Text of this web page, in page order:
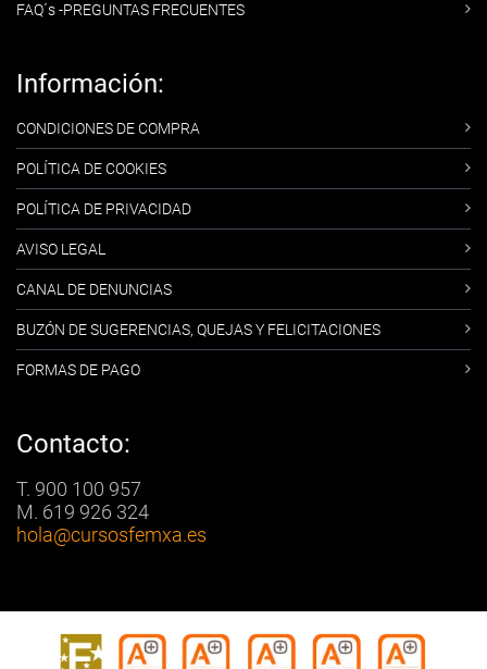
FAQ´s -PREGUNTAS FRECUENTES
Información:
CONDICIONES DE COMPRA
POLÍTICA DE COOKIES
POLÍTICA DE PRIVACIDAD
AVISO LEGAL
CANAL DE DENUNCIAS
BUZÓN DE SUGERENCIAS, QUEJAS Y FELICITACIONES
FORMAS DE PAGO
Contacto:
T. 900 100 957
M. 619 926 324
hola@cursosfemxa.es